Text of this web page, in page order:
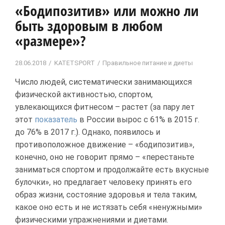
«Бодипозитив» или можно ли
быть здоровым в любом
«размере»?
28.06.2018 KATETSPORT Правильное питание и диеты
Число людей, систематически занимающихся
физической активностью, спортом,
увлекающихся фитнесом – растет (за пару лет
этот показатель в России вырос с 61% в 2015 г.
до 76% в 2017 г.). Однако, появилось и
противоположное движение – «бодипозитив»,
конечно, оно не говорит прямо – «перестаньте
заниматься спортом и продолжайте есть вкусные
булочки», но предлагает человеку принять его
образ жизни, состояние здоровья и тела таким,
какое оно есть и не истязать себя «ненужными»
физическими упражнениями и диетами.